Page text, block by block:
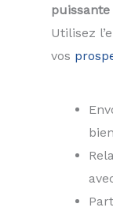
puissante
Utilisez
vos